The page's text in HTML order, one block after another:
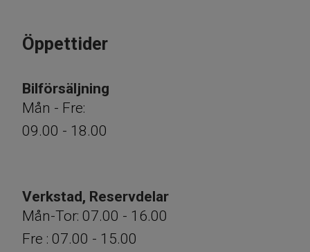
Öppettider
​​​​​​​Bilförsäljning
Mån - Fre:
09.00 - 18.00
Verkstad, Reservdelar
Mån-Tor: 07.00 - 16.00
Fre : 07.00 - 15.00